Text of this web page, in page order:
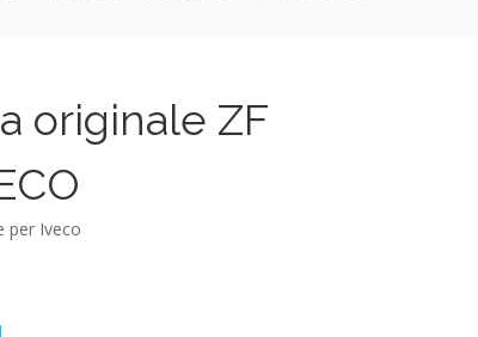
originale ZF
per Iveco